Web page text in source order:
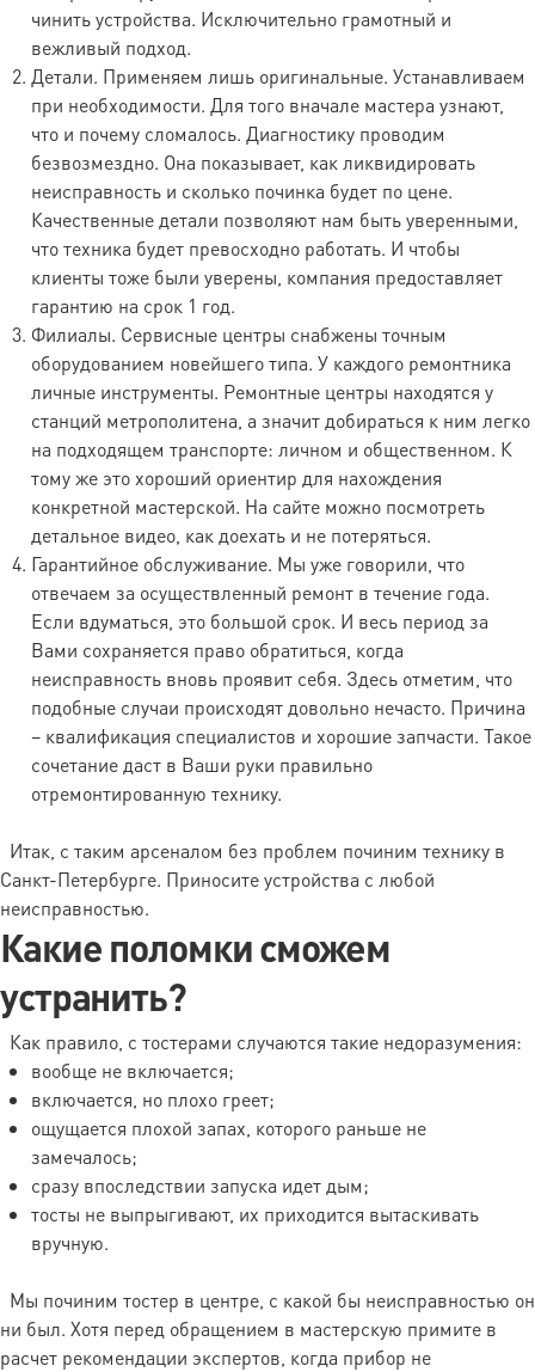
Дополнительные услуги
Наименование услуги
Стоимость, руб. (в т.ч. НДС)
Акт дефектации
1000
Доставка техники
Наименование
Стоимость (в т.ч.
Мелкий габарит до 10 кг
390 руб. (Без
ремонта обратная
доставка из
мастерской
клиенту- 390 руб.)
Средний габарит от 10 кг до
30 кг
550 руб. (Без
ремонта обратная
доставка из
мастерской
клиенту- 550 руб.)
Крупный габарит от 30 до 80
кг
850 руб. (Без
ремонта обратная
доставка из
мастерской
клиенту- 850 руб.)
Супер-габарит от 80 кг и
по договоренности
(начиная со второго этажа):
техника - 50 р., мебель — 100
р. (за каждый этаж)
Выезд за пределы КАД
30 руб./км
Стоимость доставки рассчитана в
одну сторону
Порядок расчета производится по
двум формам: наличный и
безналичный расчет.
Безналичный расчет.
производится путем перечисления денежных
средств на расчетный счет исполнителя, после
проведения диагностических работ.
чинить устройства. Исключительно грамотный и
вежливый подход.
Детали. Применяем лишь оригинальные. Устанавливаем
при необходимости. Для того вначале мастера узнают,
что и почему сломалось. Диагностику проводим
безвозмездно. Она показывает, как ликвидировать
неисправность и сколько починка будет по цене.
Качественные детали позволяют нам быть уверенными,
что техника будет превосходно работать. И чтобы
клиенты тоже были уверены, компания предоставляет
гарантию на срок 1 год.
Филиалы. Сервисные центры снабжены точным
оборудованием новейшего типа. У каждого ремонтника
личные инструменты. Ремонтные центры находятся у
станций метрополитена, а значит добираться к ним легко
на подходящем транспорте: личном и общественном. К
тому же это хороший ориентир для нахождения
конкретной мастерской. На сайте можно посмотреть
детальное видео, как доехать и не потеряться.
Гарантийное обслуживание. Мы уже говорили, что
отвечаем за осуществленный ремонт в течение года.
Если вдуматься, это большой срок. И весь период за
Вами сохраняется право обратиться, когда
неисправность вновь проявит себя. Здесь отметим, что
подобные случаи происходят довольно нечасто. Причина
– квалификация специалистов и хорошие запчасти. Такое
сочетание даст в Ваши руки правильно
отремонтированную технику.
Итак, с таким арсеналом без проблем починим технику в
Санкт-Петербурге. Приносите устройства с любой
неисправностью.
Какие поломки сможем
устранить?
Как правило, с тостерами случаются такие недоразумения:
вообще не включается;
включается, но плохо греет;
ощущается плохой запах, которого раньше не
замечалось;
сразу впоследствии запуска идет дым;
тосты не выпрыгивают, их приходится вытаскивать
вручную.
Мы починим тостер в центре, с какой бы неисправностью он
ни был. Хотя перед обращением в мастерскую примите в
расчет рекомендации экспертов, когда прибор не